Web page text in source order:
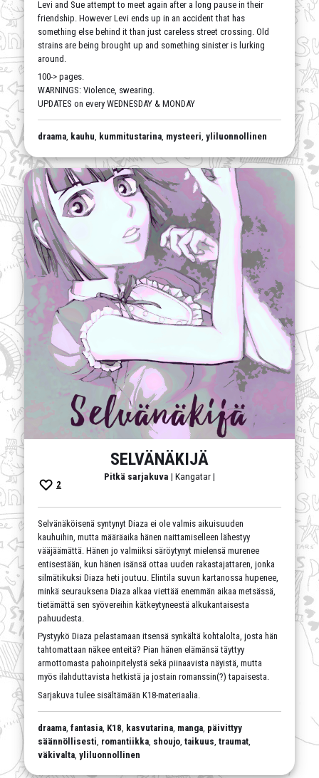
Levi and Sue attempt to meet again after a long pause in their
friendship. However Levi ends up in an accident that has
something else behind it than just careless street crossing. Old
strains are being brought up and something sinister is lurking
around.
100-> pages.
WARNINGS: Violence, swearing.
UPDATES on every WEDNESDAY & MONDAY
draama, kauhu, kummitustarina, mysteeri,yliluonnollinen
SELVÄNÄKIJÄ
Pitkä sarjakuva | Kangatar |
2
Selvänäköisenä syntynyt Diaza ei ole valmis aikuisuuden
kauhuihin, mutta määräaika hänen naittamiselleen lähestyy
vääjäämättä. Hänen jo valmiiksi säröytynyt mielensä murenee
entisestään, kun hänen isänsä ottaa uuden rakastajattaren, jonka
silmätikuksi Diaza heti joutuu. Elintila suvun kartanossa hupenee,
minkä seurauksena Diaza alkaa viettää enemmän aikaa metsässä,
tietämättä sen syövereihin kätkeytyneestä alkukantaisesta
pahuudesta.
Pystyykö Diaza pelastamaan itsensä synkältä kohtalolta, josta hän
tahtomattaan näkee enteitä? Pian hänen elämänsä täyttyy
armottomasta pahoinpitelystä sekä piinaavista näyistä, mutta
myös ilahduttavista hetkistä ja jostain romanssin(?) tapaisesta.
Sarjakuva tulee sisältämään K18-materiaalia.
draama ,fantasia K18 kasvutarina manga päivittyy
säännöllisesti romantiikka shoujo ,taikuus ,traumat
väkivalta ,yliluonnollinen